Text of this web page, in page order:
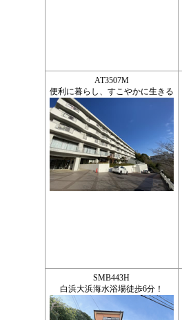
AT3507M
便利に暮らし、すこやかに生きる
SMB443H
白浜大浜海水浴場徒歩6分！